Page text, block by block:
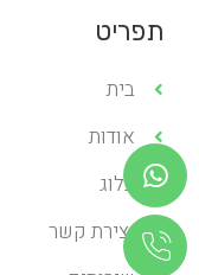
תפריט
בית
אודות
בלוג
יצירת קשר